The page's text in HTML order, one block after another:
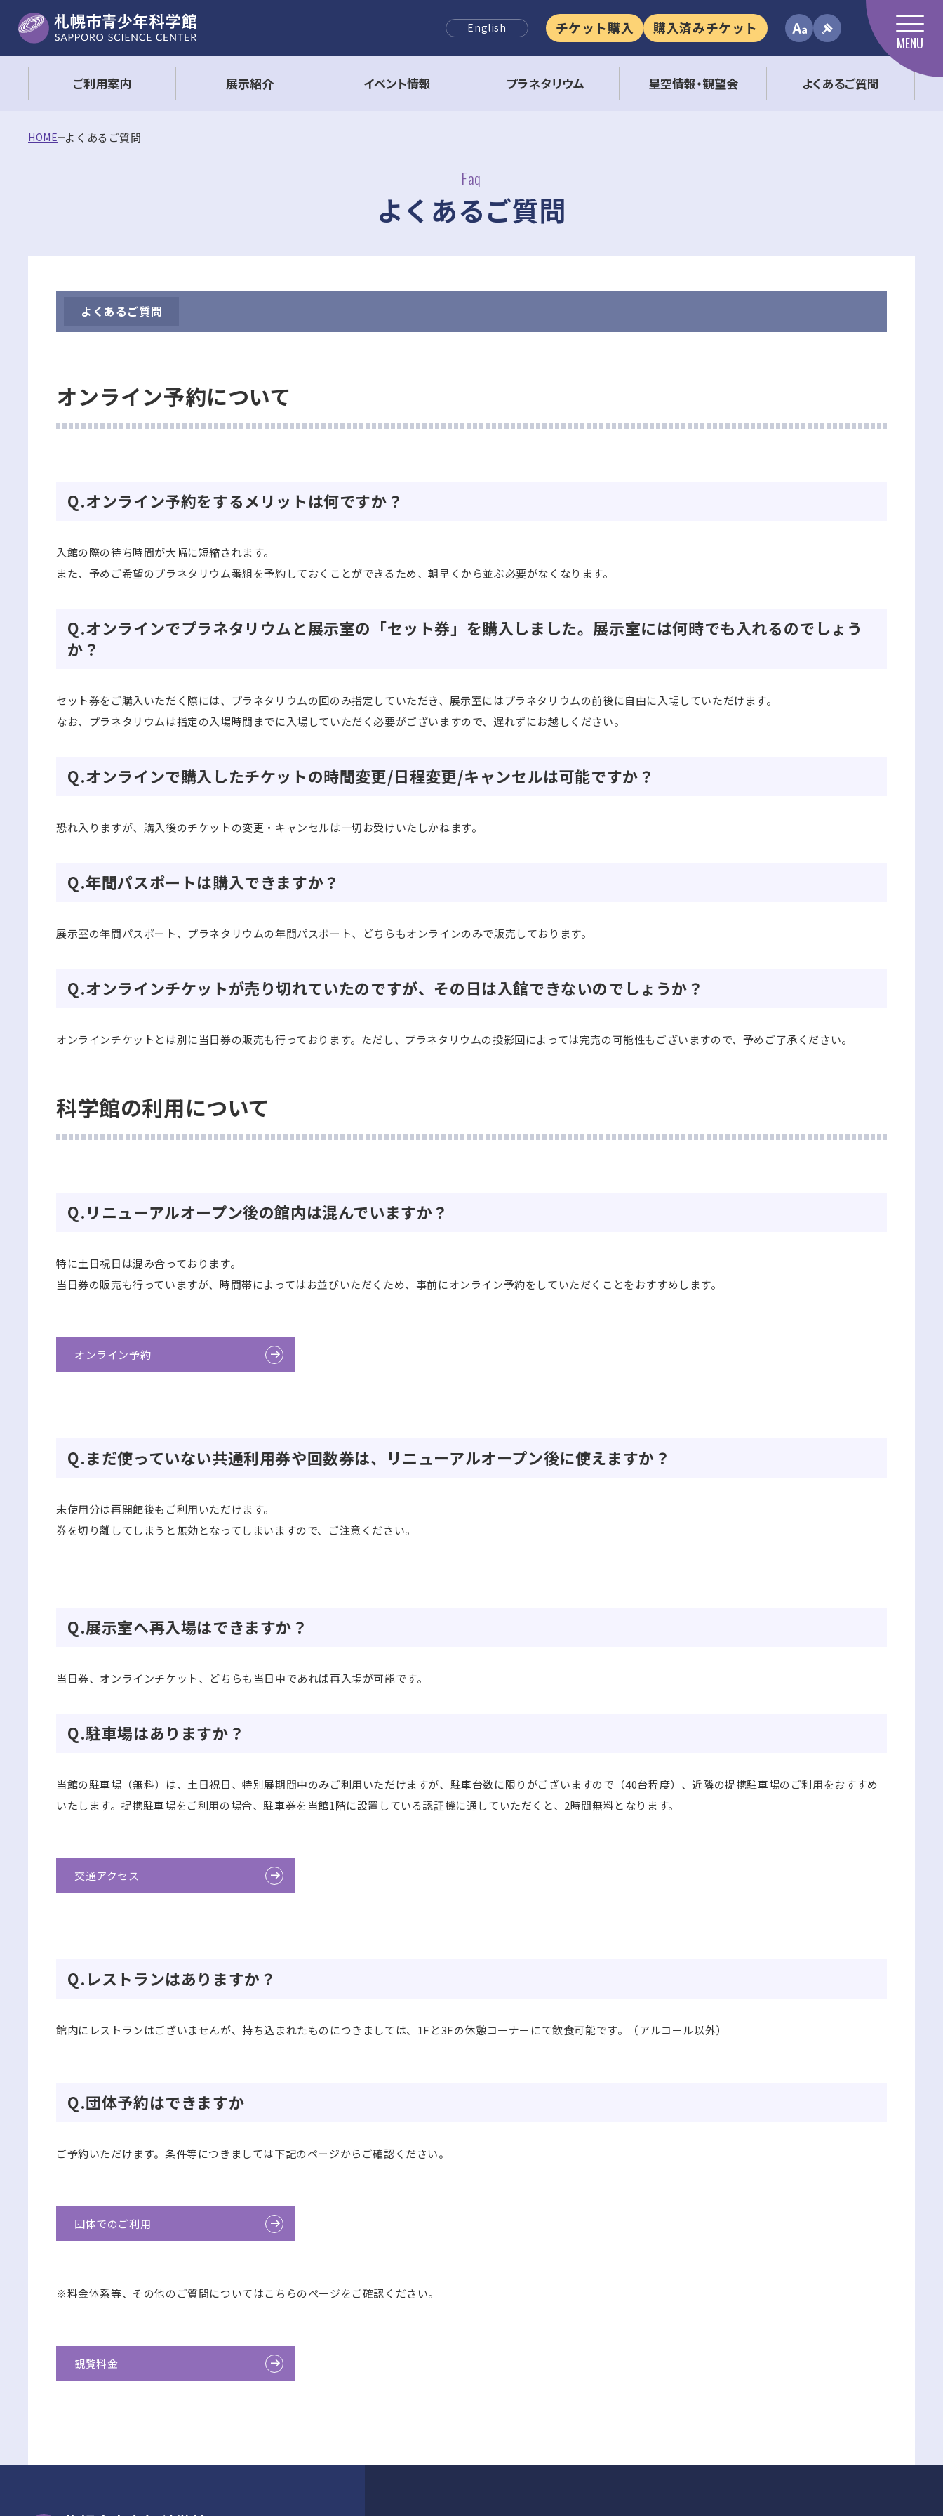
English チケット購入
購入済みチケット
MENU
ご利用案内 展示紹介 イベント情報 プラネタリウム 星空情報・観望会 よくあるご質問
HOME よくあるご質問
Faq
よくあるご質問
よくあるご質問
オンライン予約について
Q.オンライン予約をするメリットは何ですか？
入館の際の待ち時間が大幅に短縮されます。
また、予めご希望のプラネタリウム番組を予約しておくことができるため、朝早くから並ぶ必要がなくなります。
Q.オンラインでプラネタリウムと展示室の「セット券」を購入しました。展示室には何時でも入れるのでしょう
か？
セット券をご購入いただく際には、プラネタリウムの回のみ指定していただき、展示室にはプラネタリウムの前後に自由に入場していただけます。
なお、プラネタリウムは指定の入場時間までに入場していただく必要がございますので、遅れずにお越しください。
Q.オンラインで購入したチケットの時間変更/日程変更/キャンセルは可能ですか？
恐れ入りますが、購入後のチケットの変更・キャンセルは一切お受けいたしかねます。
Q.年間パスポートは購入できますか？
展示室の年間パスポート、プラネタリウムの年間パスポート、どちらもオンラインのみで販売しております。
Q.オンラインチケットが売り切れていたのですが、その日は入館できないのでしょうか？
オンラインチケットとは別に当日券の販売も行っております。ただし、プラネタリウムの投影回によっては完売の可能性もございますので、予めご了承ください。
科学館の利用について
Q.リニューアルオープン後の館内は混んでいますか？
特に土日祝日は混み合っております。
当日券の販売も行っていますが、時間帯によってはお並びいただくため、事前にオンライン予約をしていただくことをおすすめします。
オンライン予約
Q.まだ使っていない共通利用券や回数券は、リニューアルオープン後に使えますか？
未使用分は再開館後もご利用いただけます。
券を切り離してしまうと無効となってしまいますので、ご注意ください。
Q.展示室へ再入場はできますか？
当日券、オンラインチケット、どちらも当日中であれば再入場が可能です。
Q.駐車場はありますか？
当館の駐車場（無料）は、土日祝日、特別展期間中のみご利用いただけますが、駐車台数に限りがございますので（40台程度）、近隣の提携駐車場のご利用をおすすめ
いたします。提携駐車場をご利用の場合、駐車券を当館1階に設置している認証機に通していただくと、2時間無料となります。
交通アクセス
Q.レストランはありますか？
館内にレストランはございませんが、持ち込まれたものにつきましては、1Fと3Fの休憩コーナーにて飲食可能です。（アルコール以外）
Q.団体予約はできますか
ご予約いただけます。条件等につきましては下記のページからご確認ください。
団体でのご利用
※料金体系等、その他のご質問についてはこちらのページをご確認ください。
観覧料金